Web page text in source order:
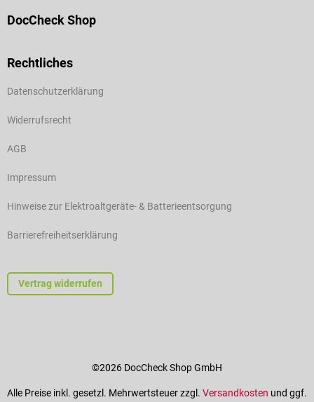
DocCheck Shop
Rechtliches
Datenschutzerklärung
Widerrufsrecht
AGB
Impressum
Hinweise zur Elektroaltgeräte- & Batterieentsorgung
Barrierefreiheitserklärung
Vertrag widerrufen
©2026 DocCheck Shop GmbH
Alle Preise inkl. gesetzl. Mehrwertsteuer zzgl. Versandkosten und ggf.